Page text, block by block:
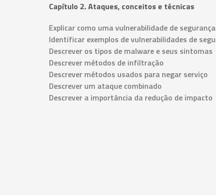
Capítulo 2. Ataques, conceitos e técnicas
Explicar como uma vulnerabilidade de
Identificar exemplos de vulnerabilidades de
Descrever os tipos de malware e seus sintomas
Descrever métodos de infiltração
Descrever métodos usados ​​para negar serviço
Descrever um ataque combinado
Descrever a importância da redução de impacto